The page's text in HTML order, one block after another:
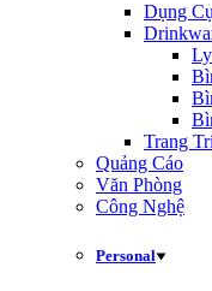
Dụng
Trang
Quảng Cáo
Văn Phòng
Công Nghệ
Personal